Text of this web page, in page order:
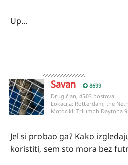
Up...
Savan 8699
Drug član, 4503 postova
Lokacija: Rotterdam, the
Motocikl: Triumph Daytona
Jel si probao ga? Kako
koristiti, sem sto mora bez